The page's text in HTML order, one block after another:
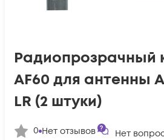
Радиопрозрачный
AF60 для антенны
LR (2 штуки)
0 Нет отзывов Нет